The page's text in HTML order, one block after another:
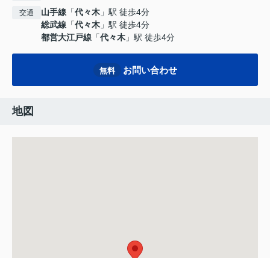
交通 山手線 「代々木 」駅 徒歩4分
総武線 「代々木 」駅 徒歩4分
都営大江戸線 「代々木 」駅 徒歩4分
無料 お問い合わせ
地図